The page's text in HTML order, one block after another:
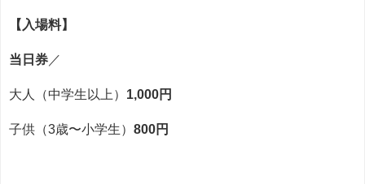
【入場料】
当日券 ／
大人（中学生以上） 1,000円
子供（3歳〜小学生） 800円